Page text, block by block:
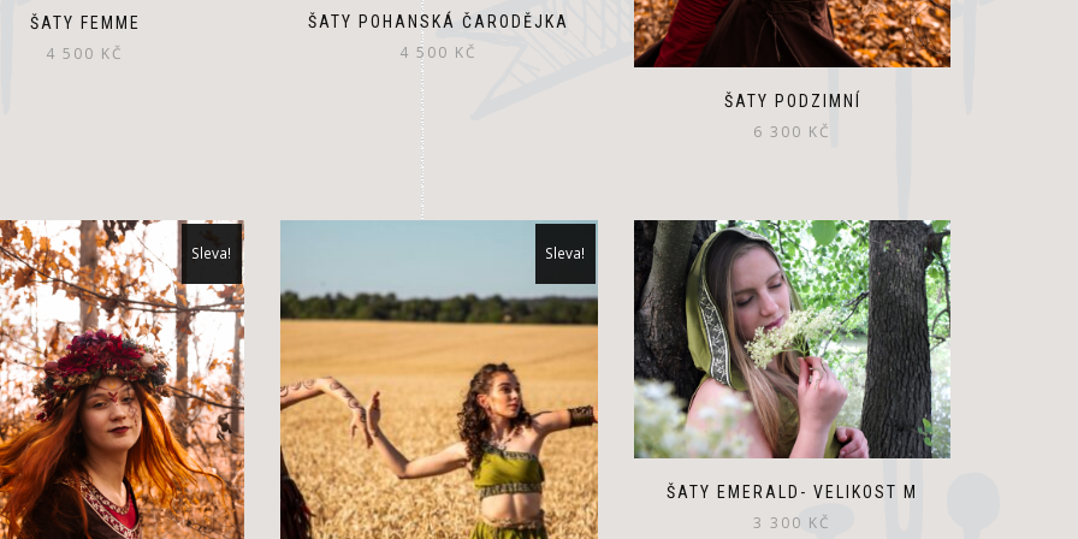
ŠATY FEMME
4 500 KČ
ŠATY POHANSKÁ ČARODĚJKA
4 500 KČ
ŠATY PODZIMNÍ
6 300 KČ
Sleva! Sleva!
ŠATY EMERALD- VELIKOST M
3 300 KČ